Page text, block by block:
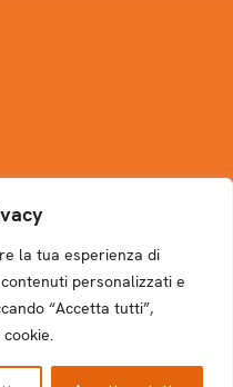
la tua esperienza di
personalizzati e
“Accetta tutti”,